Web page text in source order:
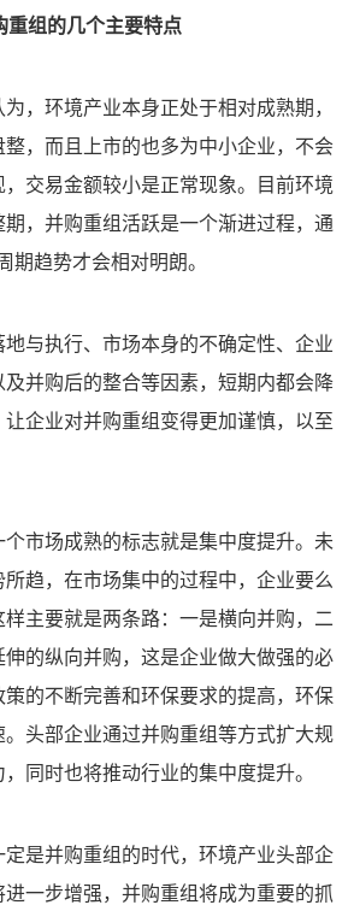
重组的几个主要特点
，环境产业本身正处于相对成熟期，
，而且上市的也多为中小企业，不会
交易金额较小是正常现象。目前环境
，并购重组活跃是一个渐进过程，通
期趋势才会相对明朗。
地与执行、市场本身的不确定性、企业
并购后的整合等因素，短期内都会降
企业对并购重组变得更加谨慎，以至
市场成熟的标志就是集中度提升。未
趋，在市场集中的过程中，企业要么
主要就是两条路：一是横向并购，二
的纵向并购，这是企业做大做强的必
的不断完善和环保要求的提高，环保
头部企业通过并购重组等方式扩大规
同时也将推动行业的集中度提升。
是并购重组的时代，环境产业头部企
一步增强，并购重组将成为重要的抓